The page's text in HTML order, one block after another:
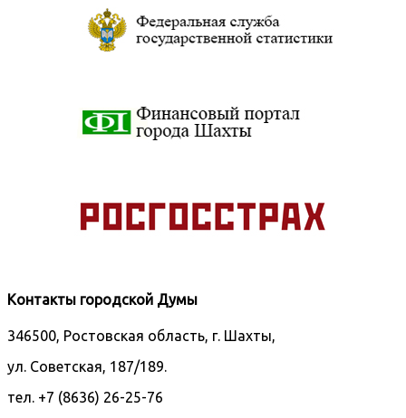
Контакты городской Думы
346500, Ростовская область, г. Шахты,
ул. Советская, 187/189.
тел. +7 (8636) 26-25-76